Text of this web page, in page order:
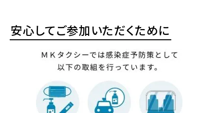
安心してご参加いただくために